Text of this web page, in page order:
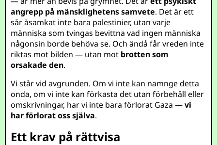
angrepp på mänsklighetens samvete. Det är ett
sår åsamkat inte bara palestinier, utan varje
människa som tvingas bevittna vad ingen människa
någonsin borde behöva se. Och ändå får vreden inte
riktas mot bilden — utan mot brotten som
orsakade den.
Vi står vid avgrunden. Om vi inte kan namnge detta
onda, om vi inte kan förkasta det utan förbehåll eller
omskrivningar, har vi inte bara förlorat Gaza —vi
har förlorat oss själva.
Ett krav på rättvisa